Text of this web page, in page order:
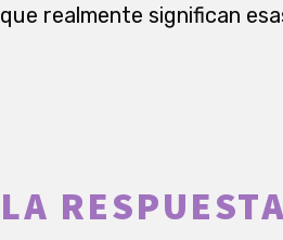
que realmente significan
LA